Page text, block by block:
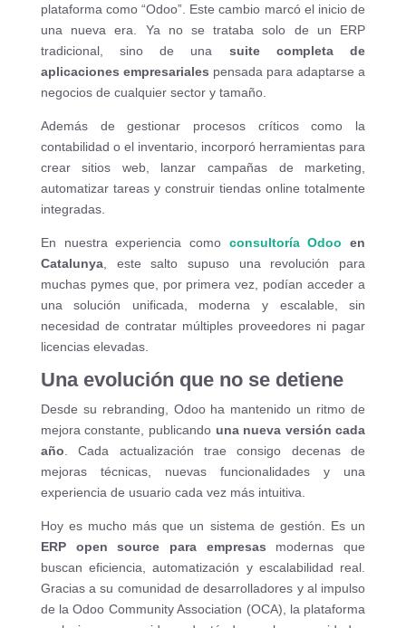
plataforma como “Odoo”. Este cambio marcó el inicio de
una nueva era. Ya no se trataba solo de un ERP
tradicional, sino de una suite completa de
aplicaciones empresariales pensada para adaptarse a
negocios de cualquier sector y tamaño.
Además de gestionar procesos críticos como la
contabilidad o el inventario, incorporó herramientas para
crear sitios web, lanzar campañas de marketing,
automatizar tareas y construir tiendas online totalmente
integradas.
En nuestra experiencia como consultoría Odoo en
Catalunya, este salto supuso una revolución para
muchas pymes que, por primera vez, podían acceder a
una solución unificada, moderna y escalable, sin
necesidad de contratar múltiples proveedores ni pagar
licencias elevadas.
Una evolución que no se detiene
Desde su rebranding, Odoo ha mantenido un ritmo de
mejora constante, publicando una nueva versión cada
año . Cada actualización trae consigo decenas de
mejoras técnicas, nuevas funcionalidades y una
experiencia de usuario cada vez más intuitiva.
Hoy es mucho más que un sistema de gestión. Es un
ERP open source para empresas modernas que
buscan eficiencia, automatización y escalabilidad real.
Gracias a su comunidad de desarrolladores y al impulso
de la Odoo Community Association (OCA), la plataforma